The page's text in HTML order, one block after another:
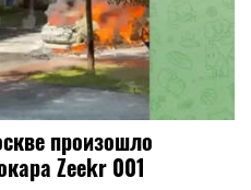
произошло
Zeekr 001